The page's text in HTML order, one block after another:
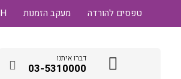
מעקב הזמנות טפסים להורדה
דברו איתנו
03-5310000